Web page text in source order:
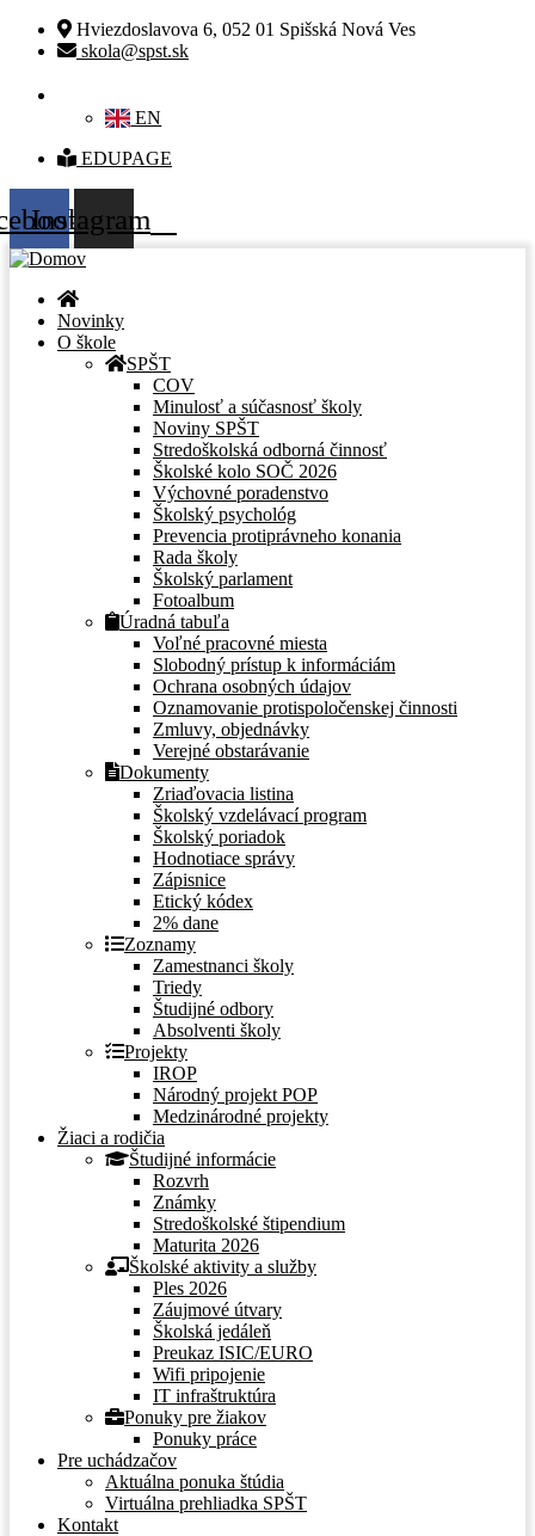
Hviezdoslavova 6, 052 01 Spišská Nová Ves
skola@spst.sk
EN
EDUPAGE
Instagram
Novinky
O škole
SPŠT
COV
Minulosť a súčasnosť školy
Noviny SPŠT
Stredoškolská odborná činnosť
Školské kolo SOČ 2026
Výchovné poradenstvo
Školský psychológ
Prevencia protiprávneho konania
Rada školy
Školský parlament
Fotoalbum
Úradná tabuľa
Voľné pracovné miesta
Slobodný prístup k informáciám
Ochrana osobných údajov
Oznamovanie protispoločenskej činnosti
Zmluvy, objednávky
Verejné obstarávanie
Dokumenty
Zriaďovacia listina
Školský vzdelávací program
Školský poriadok
Hodnotiace správy
Zápisnice
Etický kódex
2% dane
Zoznamy
Zamestnanci školy
Triedy
Študijné odbory
Absolventi školy
Projekty
IROP
Národný projekt POP
Medzinárodné projekty
Žiaci a rodičia
Študijné informácie
Rozvrh
Známky
Stredoškolské štipendium
Maturita 2026
Školské aktivity a služby
Ples 2026
Záujmové útvary
Školská jedáleň
Preukaz ISIC/EURO
Wifi pripojenie
IT infraštruktúra
Ponuky pre žiakov
Ponuky práce
Pre uchádzačov
Aktuálna ponuka štúdia
Virtuálna prehliadka SPŠT
Kontakt